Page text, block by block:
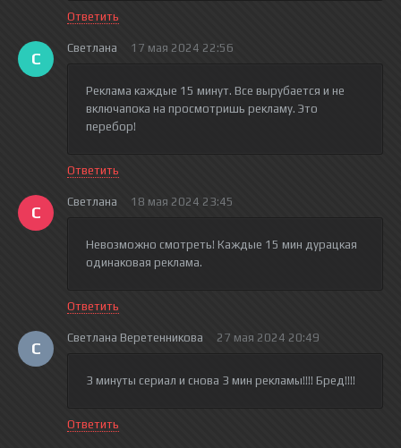
Ответить
С
Светлана 17 мая 2024 22:56
Реклама каждые 15 минут. Все вырубается и не
включапока на просмотришь рекламу. Это
перебор!
Ответить
С
Светлана 18 мая 2024 23:45
Невозможно смотреть! Каждые 15 мин дурацкая
одинаковая реклама.
Ответить
С
Светлана Веретенникова 27 мая 2024 20:49
3 минуты сериал и снова 3 мин рекламы!!!! Бред!!!!
Ответить